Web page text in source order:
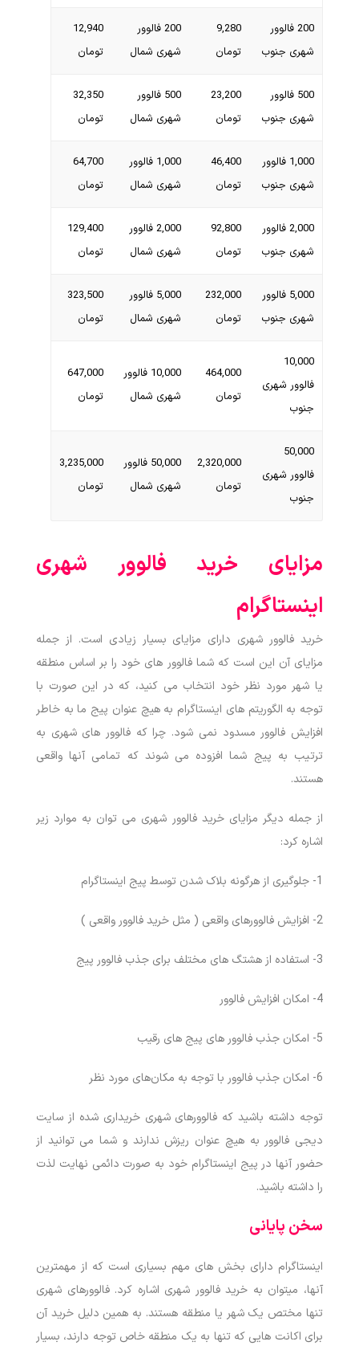
200 فالوور
شهری جنوب
9,280
تومان
200 فالوور
شهری شمال
12,940
تومان
500 فالوور
شهری جنوب
23,200
تومان
500 فالوور
شهری شمال
32,350
تومان
1,000 فالوور
شهری جنوب
46,400
تومان
1,000 فالوور
شهری شمال
64,700
تومان
2,000 فالوور
شهری جنوب
92,800
تومان
2,000 فالوور
شهری شمال
129,400
تومان
5,000 فالوور
شهری جنوب
232,000
تومان
5,000 فالوور
شهری شمال
323,500
تومان
10,000
فالوور شهری
جنوب
464,000
تومان
10,000 فالوور
شهری شمال
647,000
تومان
50,000
فالوور شهری
جنوب
2,320,000
تومان
50,000 فالوور
شهری شمال
3,235,000
تومان
مزایای خرید فالوور شهری
اینستاگرام
خرید فالوور شهری دارای مزایای بسیار زیادی است. از جمله
مزایای آن این است که شما فالوور های خود را بر اساس منطقه
یا شهر مورد نظر خود انتخاب می کنید، که در این صورت با
توجه به الگوریتم های اینستاگرام به هیچ عنوان پیج ما به خاطر
افزایش فالوور مسدود نمی شود. چرا که فالوور های شهری به
ترتیب به پیج شما افزوده می شوند که تمامی آنها واقعی
هستند.
از جمله دیگر مزایای خرید فالوور شهری می توان به موارد زیر
اشاره کرد:
1- جلوگیری از هرگونه بلاک شدن توسط پیج اینستاگرام
2- افزایش فالوورهای واقعی ( مثل خرید فالوور واقعی )
3- استفاده از هشتگ های مختلف برای جذب فالوور پیج
4- امکان افزایش فالوور
5- امکان جذب فالوور های پیج های رقیب
6- امکان جذب فالوور با توجه به مکان‌های مورد نظر
توجه داشته باشید که فالوورهای شهری خریداری شده از سایت
دیجی فالوور به هیچ عنوان ریزش ندارند و شما می ‌توانید از
حضور آنها در پیج اینستاگرام خود به صورت دائمی نهایت لذت
را داشته باشید.
سخن پایانی
اینستاگرام دارای بخش های مهم بسیاری است که از مهمترین
آنها، میتوان به خرید فالوور شهری اشاره کرد. فالوورهای شهری
تنها مختص یک شهر یا منطقه هستند. به همین دلیل خرید آن
برای اکانت هایی که تنها به یک منطقه خاص توجه دارند، بسیار